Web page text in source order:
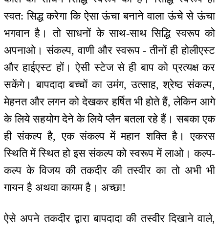
स्वत: सिद्ध करेगा कि ऐसा ऊंचा बनाने वाला ऊंचे से ऊंचा
भगवान है। तो साधनों के साथ-साथ सिद्धि स्वरूप को
अपनाओ। संकल्प, वाणी और स्वरूप - तीनों ही होलीएस्ट
और हाईएस्ट हों। ऐसी स्टेज से ही बाप को प्रत्यक्ष कर
सकेंगे। बापदादा बच्चों का उमंग, उत्साह, श्रेष्ठ संकल्प,
मेहनत और लगन को देखकर हर्षित भी होते हैं, लेकिन आगे
के लिये सहयोग देने के लिये प्लैन बतला रहे हैं। सबका एक
ही संकल्प है, एक संकल्प में महान शक्ति है। एकरस
स्थिति में स्थित हो इस संकल्प को स्वरूप में लाओ। कल्प-
कल्प के विजय की तकदीर की तस्वीर का तो अभी भी
गायन है अथवा कायम है। अच्छा!
ऐसे अपने तकदीर द्वारा बापदादा की तस्वीर दिखाने वाले,